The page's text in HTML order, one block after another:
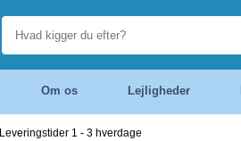
Om os Lejligheder
Leveringstider 1 - 3 hverdage